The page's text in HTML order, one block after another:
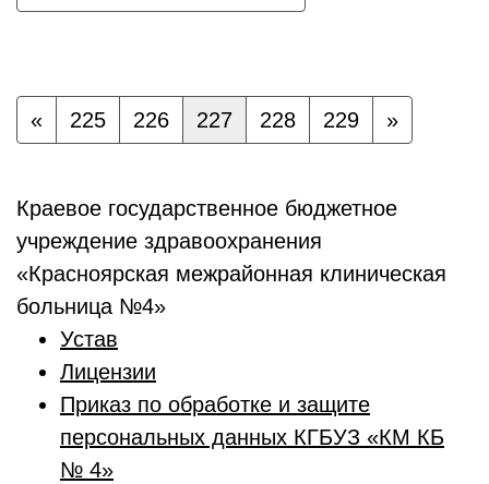
« 225 226 227 228 229 »
Краевое государственное бюджетное
учреждение здравоохранения
«Красноярская межрайонная клиническая
больница №4»
Устав
Лицензии
Приказ по обработке и защите
персональных данных КГБУЗ «КМ КБ
№ 4»